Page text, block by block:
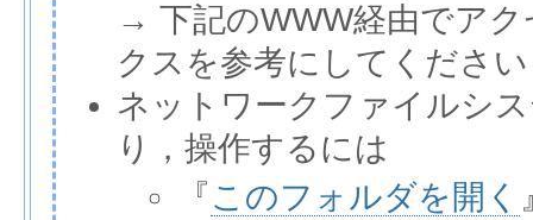
→ 下記のWWW経由でア
クスを参考にしてくださ
ネットワークファイルシ
り，操作するには
『このフォルダを開く